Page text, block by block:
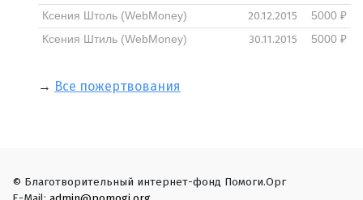
Ксения Штоль (WebMoney)
20.12.2015
5000 ₽
Ксения Штиль (WebMoney)
30.11.2015 5000 ₽
→ Все пожертвования
© Благотворительный интернет-фонд Помоги.Орг